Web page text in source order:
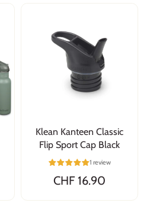
Klean Kanteen Classic
Flip Sport Cap Black
1 review
CHF 16.90